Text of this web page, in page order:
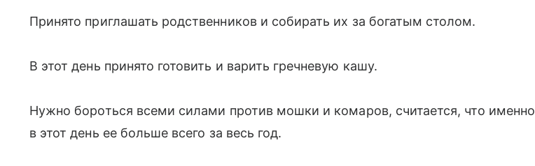
Принято приглашать родственников и собирать их за богатым столом.
В этот день принято готовить и варить гречневую кашу.
Нужно бороться всеми силами против мошки и комаров, считается, что именно
в этот день ее больше всего за весь год.